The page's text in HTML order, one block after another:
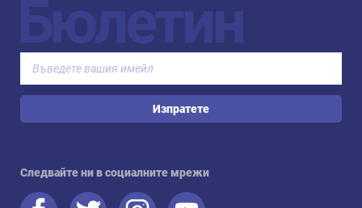
Бюлетин
Изпратете
Следвайте ни в социалните мрежи